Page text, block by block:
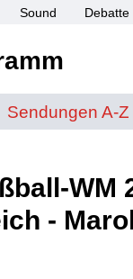
Sound Debatte
Sendungen von
Sendungen A-Z
WM
-